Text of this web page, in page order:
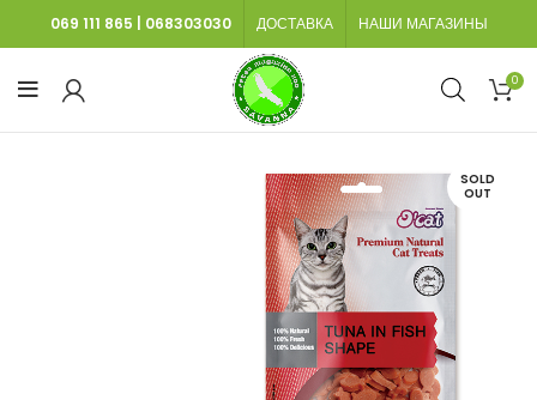
069 111 865 068303030 ДОСТАВКА НАШИ МАГАЗИНЫ
0
SOLD
OUT